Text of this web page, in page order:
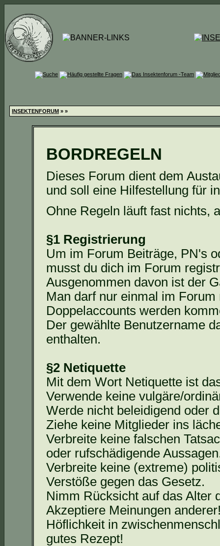
INSEKTENFORUM » »
BORDREGELN
Dieses Forum dient dem
und soll eine Hilfestellung für
Ohne Regeln läuft fast nichts,
§1 Registrierung
Um im Forum Beiträge, PN's
musst du dich im Forum
Ausgenommen davon ist der
Man darf nur einmal im
Doppelaccounts werden
Der gewählte Benutzername
enthalten.
§2 Netiquette
Mit dem Wort Netiquette ist
Verwende keine vulgäre/
Werde nicht beleidigend oder
Ziehe keine Mitglieder ins
Verbreite keine falschen
oder rufschädigende
Verbreite keine (extreme)
Verstöße gegen das Gesetz.
Nimm Rücksicht auf das Alter
Akzeptiere Meinungen
Höflichkeit in
gutes Rezept!